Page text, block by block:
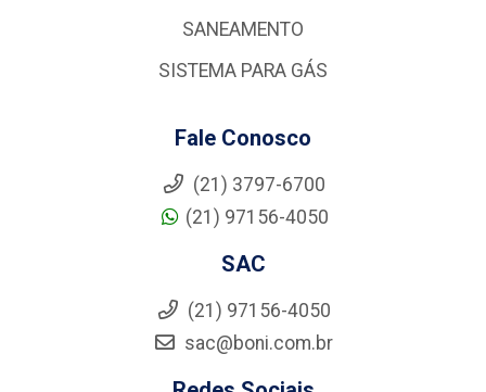
SANEAMENTO
SISTEMA PARA GÁS
Fale Conosco
(21) 3797-6700
(21) 97156-4050
SAC
(21) 97156-4050
sac@boni.com.br